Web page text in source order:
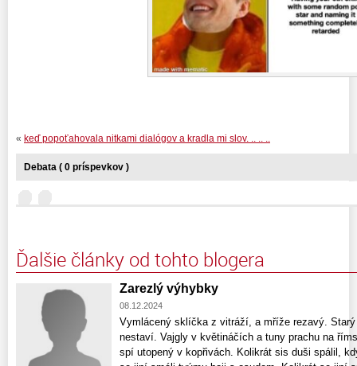
« keď popoťahovala nitkami dialógov a kradla mi slov. .. .. ..
Debata ( 0 príspevkov )
Ďalšie články od tohto blogera
Zarezlý výhybky
08.12.2024
Vymlácený sklíčka z vitráží, a mříže rezavý.
nestaví. Vajgly v květináčích a tuny prachu na
spí utopený v kopřivách. Kolikrát sis duši spálil,